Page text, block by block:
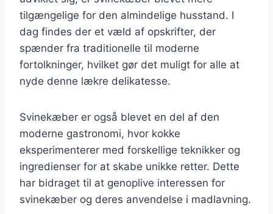
tilgængelige for den almindelige husstand. I
dag findes der et væld af opskrifter, der
spænder fra traditionelle til moderne
fortolkninger, hvilket gør det muligt for alle at
nyde denne lækre delikatesse.
Svinekæber er også blevet en del af den
moderne gastronomi, hvor kokke
eksperimenterer med forskellige teknikker og
ingredienser for at skabe unikke retter. Dette
har bidraget til at genoplive interessen for
svinekæber og deres anvendelse i madlavning.